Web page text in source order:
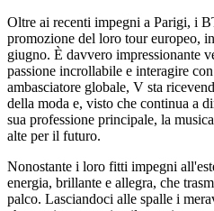
Oltre ai recenti impegni a Parigi, i
promozione del loro tour europeo,
giugno. È davvero impressionante
passione incrollabile e interagire
ambasciatore globale, V sta
della moda e, visto che continua a
sua professione principale, la
alte per il futuro.
Nonostante i loro fitti impegni
energia, brillante e allegra, che
palco. Lasciandoci alle spalle i